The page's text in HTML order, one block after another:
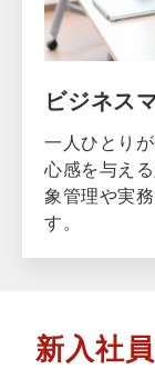
ビジネス
一人ひとり
心感を与え
象管理や実
す。
新入社